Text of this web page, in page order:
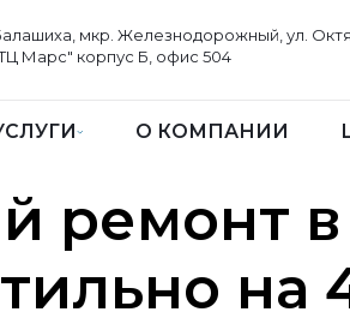
мкр. Железнодорожный, ул.
Марс" корпус Б, офис 504
О КОМПАНИИ
ремонт
на